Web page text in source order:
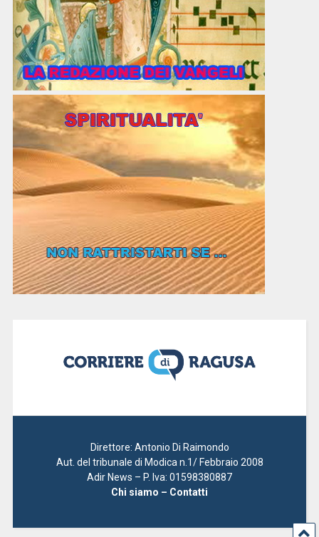
Direttore: Antonio Di Raimondo
Aut. del tribunale di Modica n.1/ Febbraio 2008
Adir News – P. Iva: 01598380887
Chi siamo – Contatti